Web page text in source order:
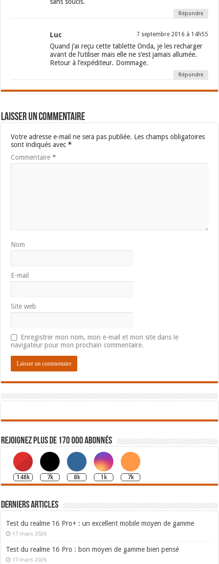
Répondre
Luc 7 septembre 2016 à 14h55
Quand j’ai reçu cette tablette Onda, je les recharger
avant de l’utiliser mais elle ne s’est jamais allumée.
Retour à l’expéditeur. Dommage.
Répondre
Laisser un commentaire
Votre adresse e-mail ne sera pas publiée. Les champs obligatoires
sont indiqués avec*
Commentaire*
Nom
E-mail
Site web
Enregistrer mon nom, mon e-mail et mon site dans le
navigateur pour mon prochain commentaire.
Rejoignez plus de 170 000 abonnés
148k 7k 8k 1k 7k
Derniers articles
Test du realme 16 Pro+ : un excellent mobile moyen de gamme
17 mars 2026
Test du realme 16 Pro : bon moyen de gamme bien pensé
17 mars 2026